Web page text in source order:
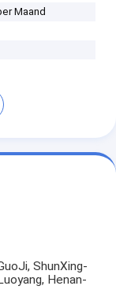
Maand
ShunXing-
Henan-